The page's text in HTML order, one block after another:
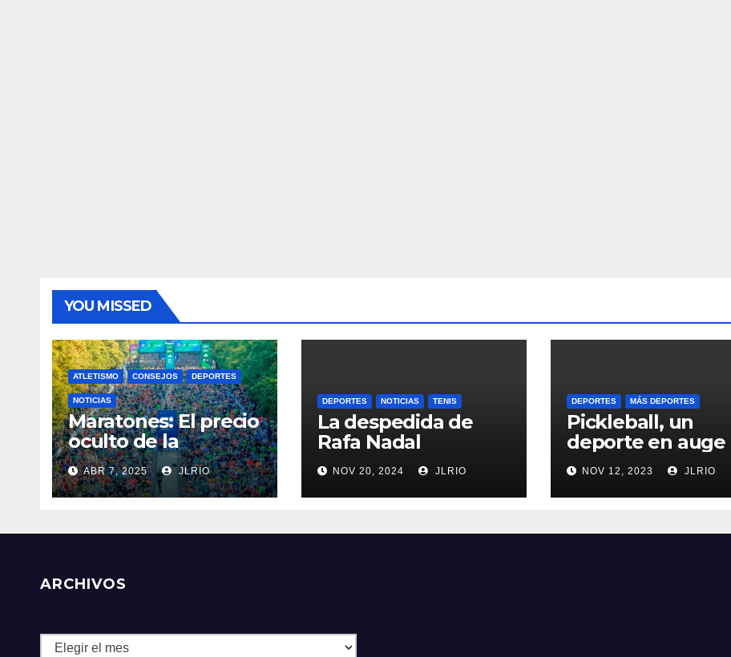
YOU MISSED
ATLETISMO CONSEJOS DEPORTES
NOTICIAS
Maratones: El precio
oculto de la
resistencia
ABR 7, 2025 JLRIO
DEPORTES NOTICIAS TENIS
La despedida de
Rafa Nadal
NOV 20, 2024 JLRIO
DEPORTES MÁS DEPORTES
Pickleball, un
deporte en auge
NOV 12, 2023 JLRIO
ARCHIVOS
Archivos